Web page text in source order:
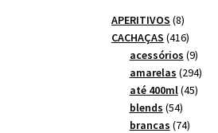
APERITIVOS 88
produtos
CACHAÇAS 416416
acessórios 99
amarelas 294294
até 400ml 4545
blends 5454
produtos
brancas 7474